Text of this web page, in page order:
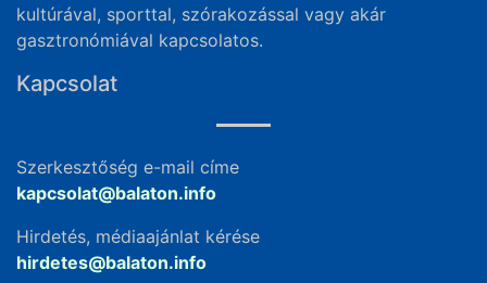
kultúrával, sporttal, szórakozással vagy akár
gasztronómiával kapcsolatos.
Kapcsolat
Szerkesztőség e-mail címe
kapcsolat@balaton.info
Hirdetés, médiaajánlat kérése
hirdetes@balaton.info